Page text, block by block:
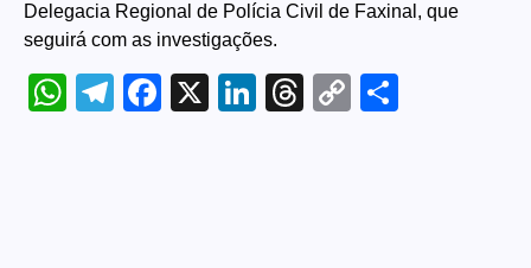
Delegacia Regional de Polícia Civil de Faxinal, que
seguirá com as investigações.
WhatsApp
Telegram
Facebook
X LinkedIn
Threads
Copy